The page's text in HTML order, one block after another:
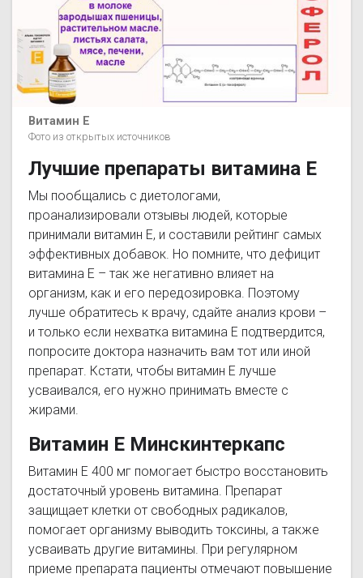
Витамин Е
Фото из открытых источников
Лучшие препараты витамина Е
Мы пообщались с диетологами,
проанализировали отзывы людей, которые
принимали витамин Е, и составили рейтинг самых
эффективных добавок. Но помните, что дефицит
витамина Е – так же негативно влияет на
организм, как и его передозировка. Поэтому
лучше обратитесь к врачу, сдайте анализ крови –
и только если нехватка витамина Е подтвердится,
попросите доктора назначить вам тот или иной
препарат. Кстати, чтобы витамин Е лучше
усваивался, его нужно принимать вместе с
жирами.
Витамин Е Минскинтеркапс
Витамин Е 400 мг помогает быстро восстановить
достаточный уровень витамина. Препарат
защищает клетки от свободных радикалов,
помогает организму выводить токсины, а также
усваивать другие витамины. При регулярном
приеме препарата пациенты отмечают повышение